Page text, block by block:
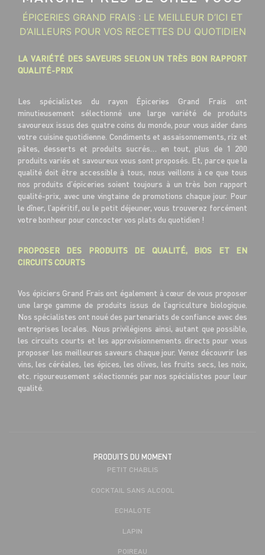
ÉPICERIES GRAND FRAIS : LE MEILLEUR D’ICI ET
D’AILLEURS POUR VOS RECETTES DU QUOTIDIEN
LA VARIÉTÉ DES SAVEURS SELON UN TRÈS BON RAPPORT
QUALITÉ-PRIX
Les spécialistes du rayon Épiceries Grand Frais ont
minutieusement sélectionné une large variété de produits
savoureux issus des quatre coins du monde, pour vous aider dans
votre cuisine quotidienne. Condiments et assaisonnements, riz et
pâtes, desserts et produits sucrés… en tout, plus de 1 200
produits variés et savoureux vous sont proposés. Et, parce que la
qualité doit être accessible à tous, nous veillons à ce que tous
nos produits d’épiceries soient toujours à un très bon rapport
qualité-prix, avec une vingtaine de promotions chaque jour. Pour
le dîner, l’apéritif, ou le petit déjeuner, vous trouverez forcément
votre bonheur pour concocter vos plats du quotidien !
PROPOSER DES PRODUITS DE QUALITÉ, BIOS ET EN
CIRCUITS COURTS
Vos épiciers Grand Frais ont également à cœur de vous proposer
une large gamme de produits issus de l’agriculture biologique.
Nos spécialistes ont noué des partenariats de confiance avec des
entreprises locales. Nous privilégions ainsi, autant que possible,
les circuits courts et les approvisionnements directs pour vous
proposer les meilleures saveurs chaque jour. Venez découvrir les
vins, les céréales, les épices, les olives, les fruits secs, les noix,
etc. rigoureusement sélectionnés par nos spécialistes pour leur
qualité.
PRODUITS DU MOMENT
PETIT CHABLIS
COCKTAIL SANS ALCOOL
ECHALOTE
LAPIN
POIREAU